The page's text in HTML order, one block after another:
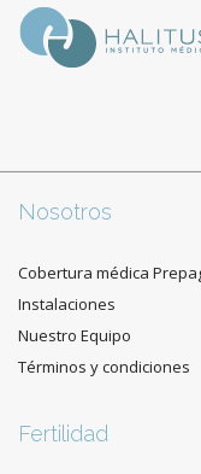
Nosotros
Cobertura médica
Instalaciones
Nuestro Equipo
Términos y condiciones
Fertilidad